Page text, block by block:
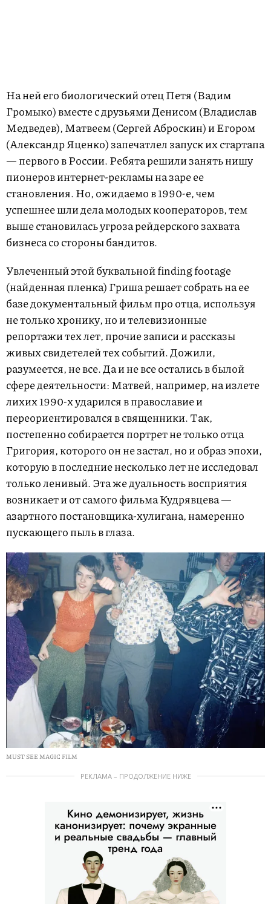
На ней его биологический отец Петя (Вадим
Громыко) вместе с друзьями Денисом (Владислав
Медведев), Матвеем (Сергей Аброскин) и Егором
(Александр Яценко) запечатлел запуск их стартапа
— первого в России. Ребята решили занять нишу
пионеров интернет-рекламы на заре ее
становления. Но, ожидаемо в 1990-е, чем
успешнее шли дела молодых кооператоров, тем
выше становилась угроза рейдерского захвата
бизнеса со стороны бандитов.
Увлеченный этой буквальной finding footage
(найденная пленка) Гриша решает собрать на ее
базе документальный фильм про отца, используя
не только хронику, но и телевизионные
репортажи тех лет, прочие записи и рассказы
живых свидетелей тех событий. Дожили,
разумеется, не все. Да и не все остались в былой
сфере деятельности: Матвей, например, на излете
лихих 1990-х ударился в православие и
переориентировался в священники. Так,
постепенно собирается портрет не только отца
Григория, которого он не застал, но и образ эпохи,
которую в последние несколько лет не исследовал
только ленивый. Эта же дуальность восприятия
возникает и от самого фильма Кудрявцева —
азартного постановщика-хулигана, намеренно
пускающего пыль в глаза.
MUST SEE MAGIC FILM
РЕКЛАМА – ПРОДОЛЖЕНИЕ НИЖЕ